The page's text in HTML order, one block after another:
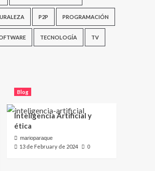
P2P PROGRAMACIÓN
TECNOLOGÍA TV
Blog
Inteligencia Artificial y
ética
marioparaque
13 de February de 2024 0